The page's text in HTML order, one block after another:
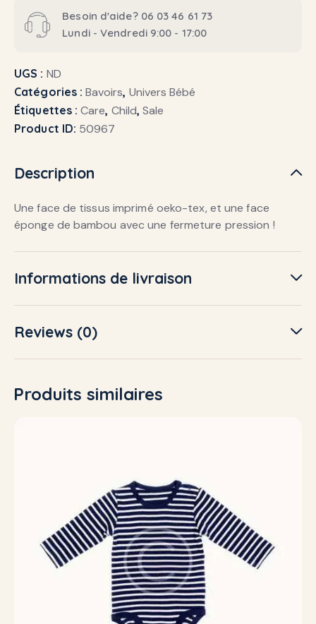
Besoin d'aide? 06 03 46 61 73
Lundi - Vendredi 9:00 - 17:00
UGS : ND
Catégories :Bavoirs, Univers Bébé
Étiquettes :Care, Child, Sale
Product ID: 50967
Description
Une face de tissus imprimé oeko-tex, et une face
éponge de bambou avec une fermeture pression !
Informations de livraison
Reviews (0)
Produits similaires